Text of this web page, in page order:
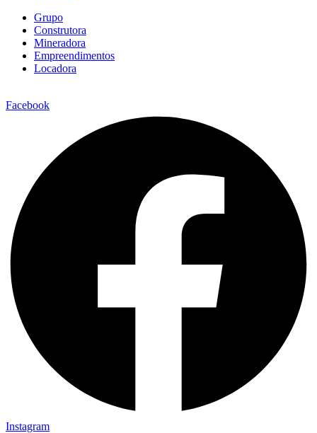
Grupo
Construtora
Mineradora
Empreendimentos
Locadora
Facebook
Instagram